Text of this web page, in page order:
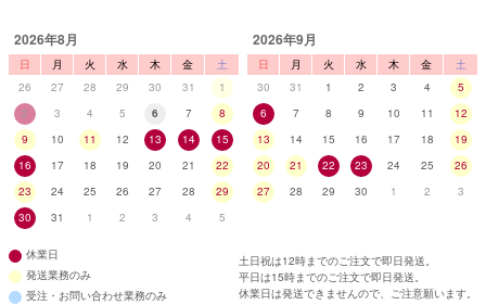
2026年8月
日 月 火 水 木 金
土
26
27 28 29 30 31
1
2
3 4 5 6 7
8
9
10 11 12 13 14
15
16
17 18 19 20 21
22
23
24 25 26 27 28
29
30
31 1 2 3 4 5
2026年9月
日 月 火 水 木 金
土
30
31 1 2 3 4
5
6
7 8 9 10 11
12
13
14 15 16 17 18
19
20
21 22 23 24 25
26
27
28 29 30 1 2 3
休業日
発送業務のみ
受注・お問い合わせ業務のみ
土日祝は12時までのご注文で即日発送。
平日は15時までのご注文で即日発送。
休業日は発送できませんので、ご注意願います。